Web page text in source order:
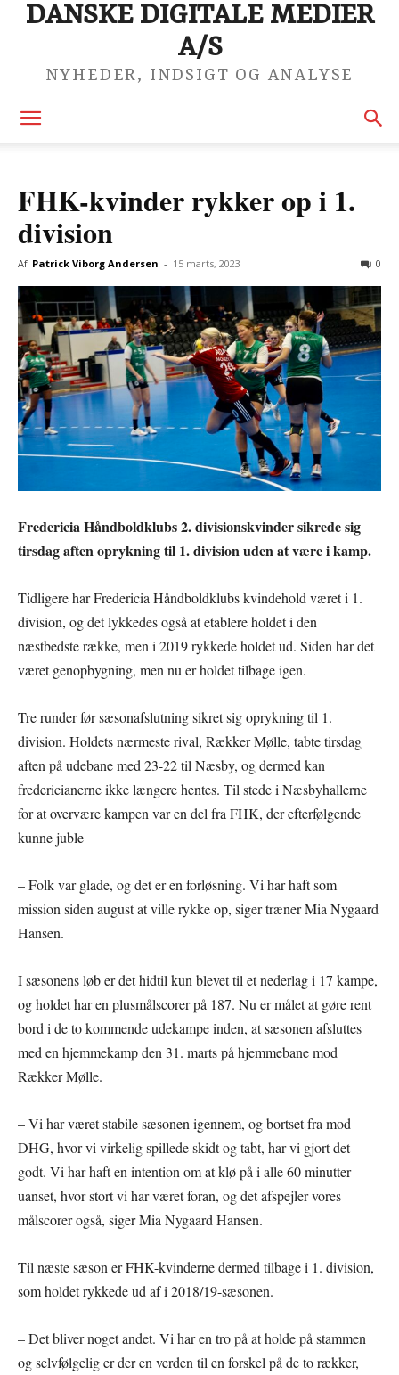
DANSKE DIGITALE MEDIER
A/S
NYHEDER, INDSIGT OG ANALYSE
FHK-kvinder rykker op i 1.
division
Af Patrick Viborg Andersen - 15 marts, 2023 0
Fredericia Håndboldklubs 2. divisionskvinder sikrede sig
tirsdag aften oprykning til 1. division uden at være i kamp.
Tidligere har Fredericia Håndboldklubs kvindehold været i 1.
division, og det lykkedes også at etablere holdet i den
næstbedste række, men i 2019 rykkede holdet ud. Siden har det
været genopbygning, men nu er holdet tilbage igen.
Tre runder før sæsonafslutning sikret sig oprykning til 1.
division. Holdets nærmeste rival, Rækker Mølle, tabte tirsdag
aften på udebane med 23-22 til Næsby, og dermed kan
fredericianerne ikke længere hentes. Til stede i Næsbyhallerne
for at overvære kampen var en del fra FHK, der efterfølgende
kunne juble
– Folk var glade, og det er en forløsning. Vi har haft som
mission siden august at ville rykke op, siger træner Mia Nygaard
Hansen.
I sæsonens løb er det hidtil kun blevet til et nederlag i 17 kampe,
og holdet har en plusmålscorer på 187. Nu er målet at gøre rent
bord i de to kommende udekampe inden, at sæsonen afsluttes
med en hjemmekamp den 31. marts på hjemmebane mod
Rækker Mølle.
– Vi har været stabile sæsonen igennem, og bortset fra mod
DHG, hvor vi virkelig spillede skidt og tabt, har vi gjort det
godt. Vi har haft en intention om at klø på i alle 60 minutter
uanset, hvor stort vi har været foran, og det afspejler vores
målscorer også, siger Mia Nygaard Hansen.
Til næste sæson er FHK-kvinderne dermed tilbage i 1. division,
som holdet rykkede ud af i 2018/19-sæsonen.
– Det bliver noget andet. Vi har en tro på at holde på stammen
og selvfølgelig er der en verden til en forskel på de to rækker,